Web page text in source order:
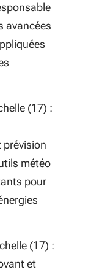
avancées
(17) :
prévision
météo
pour
(17) :
et